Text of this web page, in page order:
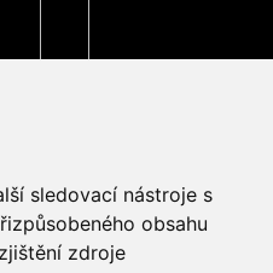
sledovací nástroje s
obsahu
zdroje